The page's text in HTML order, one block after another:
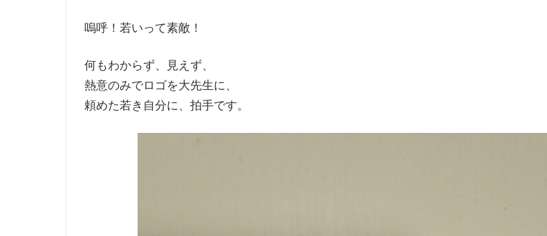
嗚呼！若いって素敵！
何もわからず、見えず、
熱意のみでロゴを大先生に、
頼めた若き自分に、拍手です。